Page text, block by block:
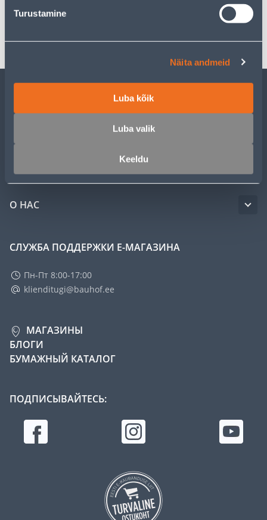
Turustamine
Näita andmeid
Luba kõik
Luba valik
Keeldu
ОБСЛУЖИВАНИЕ ЧАСТНЫХ КЛИЕНТОВ
КЛУБ МАСТЕРОВ
О НАС
СЛУЖБА ПОДДЕРЖКИ Е-МАГАЗИНА
Пн-Пт 8:00-17:00
klienditugi@bauhof.ee
МАГАЗИНЫ
БЛОГИ
БУМАЖНЫЙ КАТАЛОГ
ПОДПИСЫВАЙТЕСЬ: